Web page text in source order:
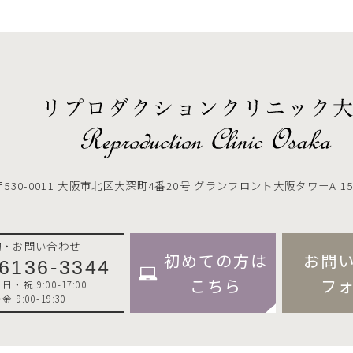
530-0011 大阪市北区大深町4番20号 グランフロント大阪タワーA
お問い合わせ
3344
日・祝 9:00-17:00
金 9:00-19:30
初めての方は
こちら
お問
フ